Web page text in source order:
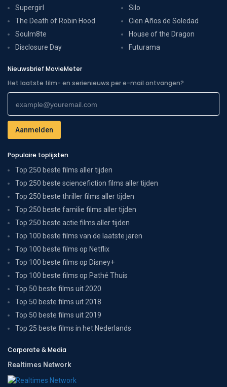
Supergirl
The Death of Robin Hood
Soulm8te
Disclosure Day
Silo
Cien Años de Soledad
House of the Dragon
Futurama
Nieuwsbrief MovieMeter
Het laatste film- en serienieuws per e-mail ontvangen?
Populaire toplijsten
Top 250 beste films aller tijden
Top 250 beste sciencefiction films aller tijden
Top 250 beste thriller films aller tijden
Top 250 beste familie films aller tijden
Top 250 beste actie films aller tijden
Top 100 beste films van de laatste jaren
Top 100 beste films op Netflix
Top 100 beste films op Disney+
Top 100 beste films op Pathé Thuis
Top 50 beste films uit 2020
Top 50 beste films uit 2018
Top 50 beste films uit 2019
Top 25 beste films in het Nederlands
Corporate & Media
Realtimes Network